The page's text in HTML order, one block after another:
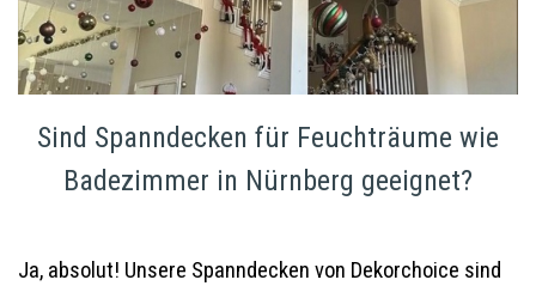
Sind Spanndecken für Feuchträume wie
Badezimmer in Nürnberg geeignet?
Ja, absolut! Unsere Spanndecken von Dekorchoice sind